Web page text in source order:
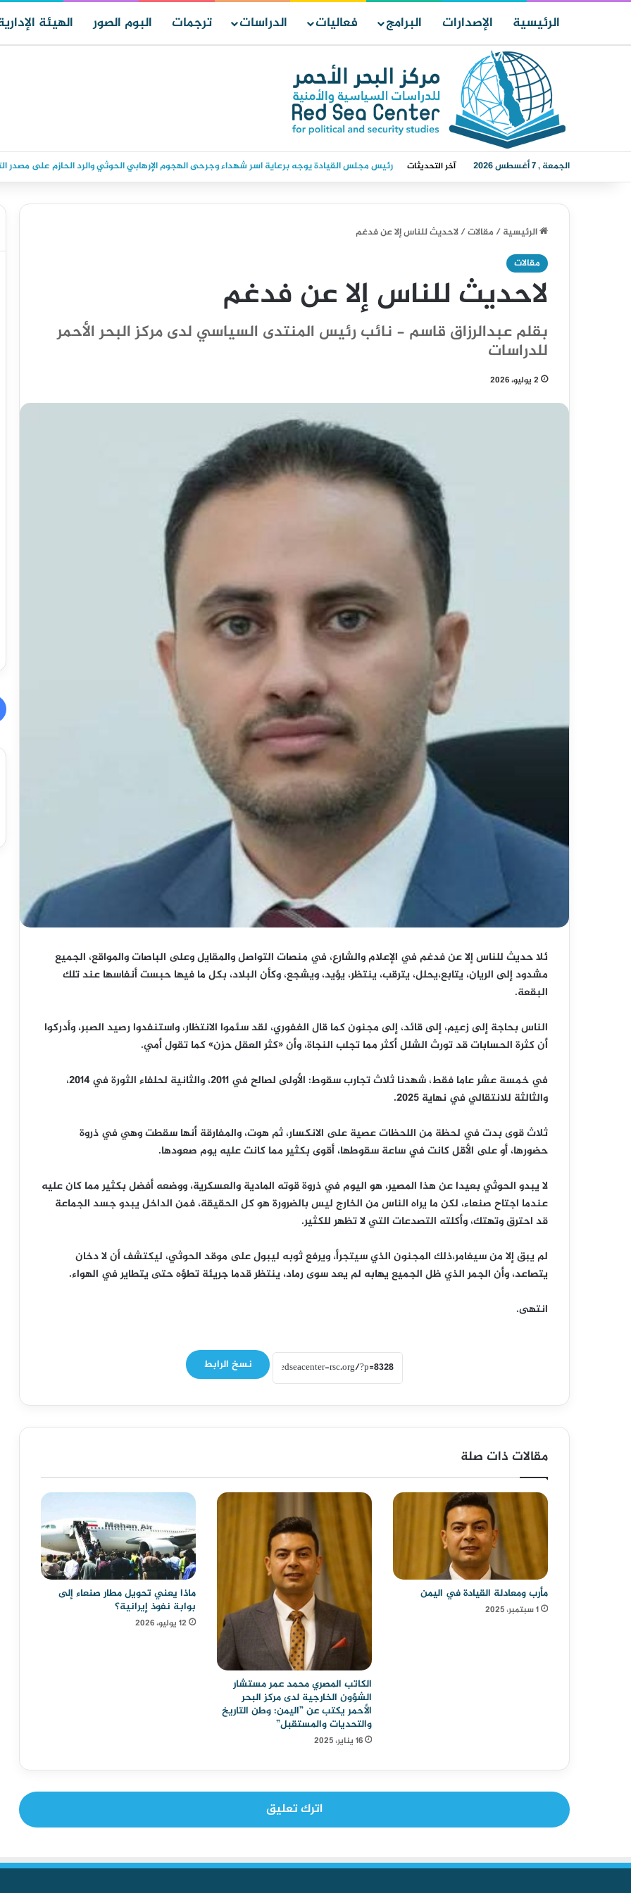
الرئيسية الإصدارات البرامج فعاليات الدراسات ترجمات البوم الصور الهيئة
الجمعة , 7 أغسطس 2026 آخر التحديثات رئيس مجلس القيادة يوجه برعاية اسر شهداء وجرحى الهجوم الإرهابي الحوثي والرد الحازم على مصدر
الرئيسية/مقالات/لاحديث للناس إلا عن فدغم
مقالات
لاحديث للناس إلا عن فدغم
بقلم عبدالرزاق قاسم - نائب رئيس المنتدى السياسي لدى مركز البحر الأحمر
للدراسات
2 يوليو، 2026
ئلا حديث للناس إلا عن فدغم في الإعلام والشارع، في منصات التواصل والمقايل وعلى الباصات والمواقع، الجميع
مشدود إلى الريان، يتابع،يحلل، يترقب، ينتظر، يؤيد، ويشجع، وكأن البلاد، بكل ما فيها حبست أنفاسها عند تلك
البقعة.
الناس بحاجة إلى زعيم، إلى قائد، إلى مجنون كما قال الغفوري، لقد سئموا الانتظار، واستنفدوا رصيد الصبر، وأدركوا
أن كثرة الحسابات قد تورث الشلل أكثر مما تجلب النجاة، وأن «كثر العقل حزن» كما تقول أمي.
في خمسة عشر عاما فقط، شهدنا ثلاث تجارب سقوط: الأولى لصالح في 2011، والثانية لحلفاء الثورة في 2014،
والثالثة للانتقالي في نهاية 2025.
ثلاث قوى بدت في لحظة من اللحظات عصية على الانكسار، ثم هوت، والمفارقة أنها سقطت وهي في ذروة
حضورها، أو على الأقل كانت في ساعة سقوطها، أقوى بكثير مما كانت عليه يوم صعودها.
لا يبدو الحوثي بعيدا عن هذا المصير، هو اليوم في ذروة قوته المادية والعسكرية، ووضعه أفضل بكثير مما كان عليه
عندما اجتاح صنعاء، لكن ما يراه الناس من الخارج ليس بالضرورة هو كل الحقيقة، فمن الداخل يبدو جسد الجماعة
قد احترق وتهتك، وأكلته التصدعات التي لا تظهر للكثير.
لم يبق إلا من سيغامر،ذلك المجنون الذي سيتجرأ، ويرفع ثوبه ليبول على موقد الحوثي، ليكتشف أن لا دخان
يتصاعد، وأن الجمر الذي ظل الجميع يهابه لم يعد سوى رماد، ينتظر قدما جريئة تطؤه حتى يتطاير في الهواء.
انتهى.
نسخ الرابط
مقالات ذات صلة
مأرب ومعادلة القيادة في اليمن
1 سبتمبر، 2025
الكاتب المصري محمد عمر مستشار
الشؤون الخارجية لدى مركز البحر
الأحمر يكتب عن ”اليمن: وطن التاريخ
والتحديات والمستقبل”
16 يناير، 2025
ماذا يعني تحويل مطار صنعاء إلى
بوابة نفوذ إيرانية؟
12 يوليو، 2026
اترك تعليق